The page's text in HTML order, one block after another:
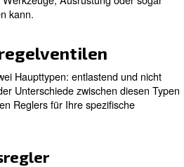
ist eine kritische
den Luftdruckablass.
darin, einen konstanten
das maximale
wird sichergestellt, dass die
unabhängig von